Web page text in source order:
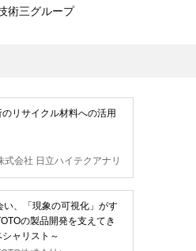
術三グループ
リサイクル材料への活用
式会社 日立ハイテクアナリ
い、「現象の可視化」がす
の製品開発を支えてき
ャリスト～